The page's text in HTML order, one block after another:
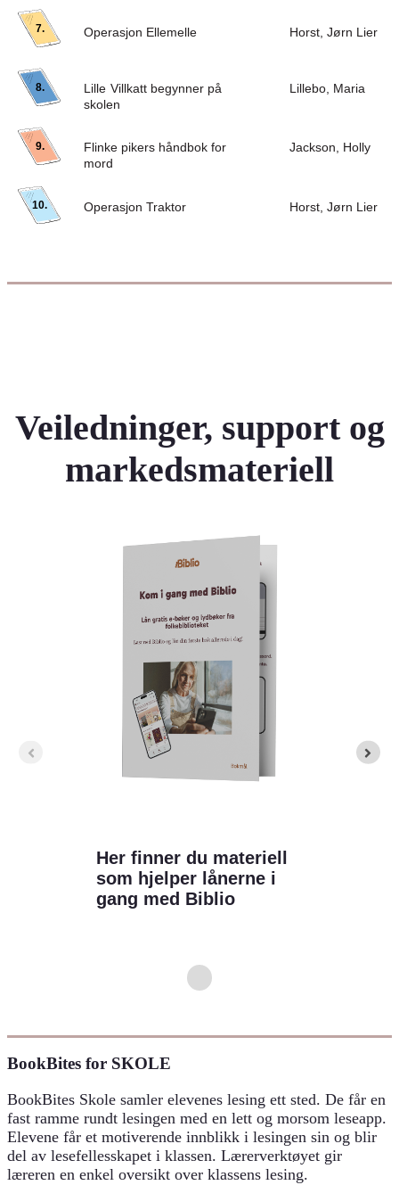
Veiledninger, support og
markedsmateriell
Her finner du materiell
som hjelper lånerne i
gang med Biblio
BookBites for SKOLE
BookBites Skole samler elevenes lesing ett sted. De får en
fast ramme rundt lesingen med en lett og morsom leseapp.
Elevene får et motiverende innblikk i lesingen sin og blir
del av lesefellesskapet i klassen. Lærerverktøyet gir
læreren en enkel oversikt over klassens lesing.